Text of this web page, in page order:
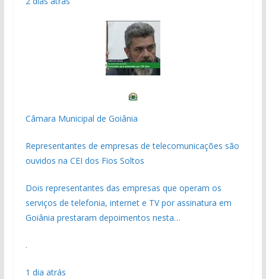
Câmara Municipal de Goiânia
Representantes de empresas de telecomunicações são
ouvidos na CEI dos Fios Soltos
Dois representantes das empresas que operam os
serviços de telefonia, internet e TV por assinatura em
Goiânia prestaram depoimentos nesta…
.
1 dia atrás